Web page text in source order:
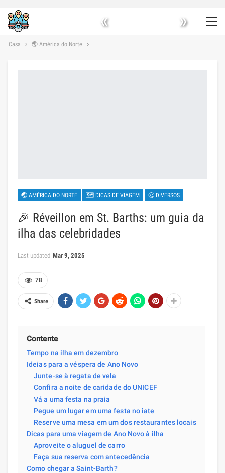
« »
Casa 🌏 América do Norte
🌏 AMÉRICA DO NORTE 🗺 DICAS DE VIAGEM 🤔 DIVERSOS
🎉 Réveillon em St. Barths: um guia da
ilha das celebridades
Last updated Mar 9, 2025
78
Share
Contente
Tempo na ilha em dezembro
Ideias para a véspera de Ano Novo
Junte-se à regata de vela
Confira a noite de caridade do UNICEF
Vá a uma festa na praia
Pegue um lugar em uma festa no iate
Reserve uma mesa em um dos restaurantes locais
Dicas para uma viagem de Ano Novo à ilha
Aproveite o aluguel de carro
Faça sua reserva com antecedência
Como chegar a Saint-Barth?